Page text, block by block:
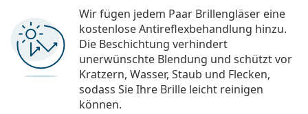
Wir fügen jedem Paar Brillengläser eine
kostenlose Antireflexbehandlung hinzu.
Die Beschichtung verhindert
unerwünschte Blendung und schützt vor
Kratzern, Wasser, Staub und Flecken,
sodass Sie Ihre Brille leicht reinigen
können.